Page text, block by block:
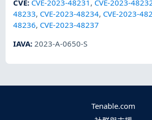
CVE: CVE-2023-48231 , CVE-2023-
48233, CVE-2023-48234, CVE-2023-
48236, CVE-2023-48237
IAVA: 2023-A-0650-S
Tenable.com